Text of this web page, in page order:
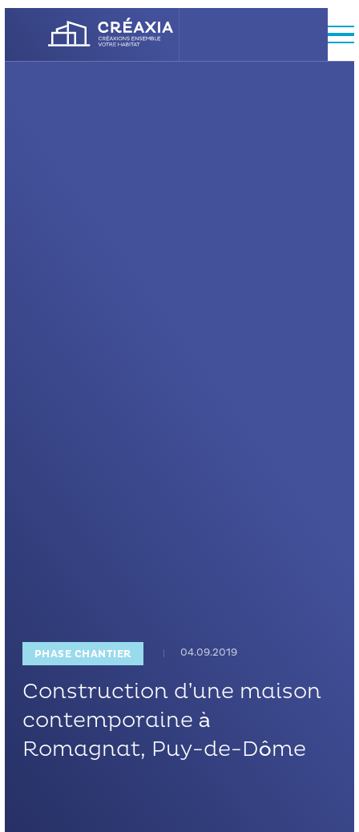
PHASE CHANTIER 04.09.2019
Construction d’une maison
contemporaine à
Romagnat, Puy-de-Dôme